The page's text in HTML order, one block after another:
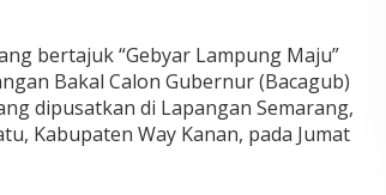
bertajuk “Gebyar Lampung Maju”
Bakal Calon Gubernur (Bacagub)
dipusatkan di Lapangan Semarang,
Kabupaten Way Kanan, pada Jumat